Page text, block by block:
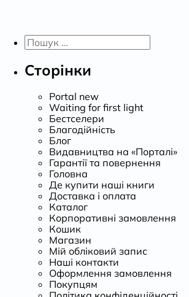
Пошук:
Сторінки
Portal new
Waiting for first light
Бестселери
Благодійність
Блог
Видавництва на «Порталі»
Гарантії та повернення
Головна
Де купити наші книги
Доставка і оплата
Каталог
Корпоративні замовлення
Кошик
Магазин
Мій обліковий запис
Наші контакти
Оформлення замовлення
Покупцям